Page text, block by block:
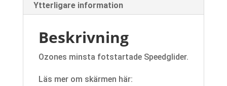
Ytterligare information
Beskrivning
Ozones minsta fotstartade Speedglider.
Läs mer om skärmen här: